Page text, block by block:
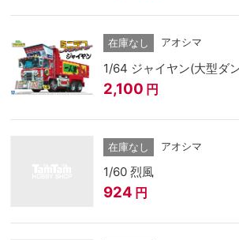
在庫なし アオシマ
1/64 ジャイヤン(大型ダ
2,100 円
在庫なし アオシマ
1/60 烈風
924 円